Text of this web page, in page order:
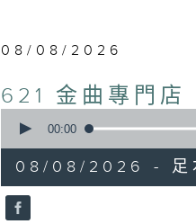
08/08/2026
621 金曲專門店
seconds
hours,
45
minutes,
0
00:00
08/08/2026 -